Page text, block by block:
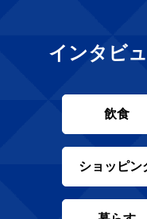
インタビ
飲食
ショッピン